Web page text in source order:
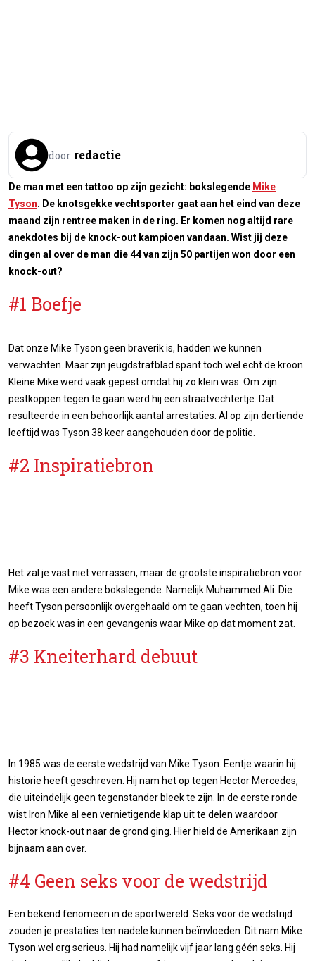
door redactie
De man met een tattoo op zijn gezicht: bokslegende Mike
Tyson. De knotsgekke vechtsporter gaat aan het eind van deze
maand zijn rentree maken in de ring. Er komen nog altijd rare
anekdotes bij de knock-out kampioen vandaan. Wist jij deze
dingen al over de man die 44 van zijn 50 partijen won door een
knock-out?
#1 Boefje
Dat onze Mike Tyson geen braverik is, hadden we kunnen
verwachten. Maar zijn jeugdstrafblad spant toch wel echt de kroon.
Kleine Mike werd vaak gepest omdat hij zo klein was. Om zijn
pestkoppen tegen te gaan werd hij een straatvechtertje. Dat
resulteerde in een behoorlijk aantal arrestaties. Al op zijn dertiende
leeftijd was Tyson 38 keer aangehouden door de politie.
#2 Inspiratiebron
Het zal je vast niet verrassen, maar de grootste inspiratiebron voor
Mike was een andere bokslegende. Namelijk Muhammed Ali. Die
heeft Tyson persoonlijk overgehaald om te gaan vechten, toen hij
op bezoek was in een gevangenis waar Mike op dat moment zat.
#3 Kneiterhard debuut
In 1985 was de eerste wedstrijd van Mike Tyson. Eentje waarin hij
historie heeft geschreven. Hij nam het op tegen Hector Mercedes,
die uiteindelijk geen tegenstander bleek te zijn. In de eerste ronde
wist Iron Mike al een vernietigende klap uit te delen waardoor
Hector knock-out naar de grond ging. Hier hield de Amerikaan zijn
bijnaam aan over.
#4 Geen seks voor de wedstrijd
Een bekend fenomeen in de sportwereld. Seks voor de wedstrijd
zouden je prestaties ten nadele kunnen beïnvloeden. Dit nam Mike
Tyson wel erg serieus. Hij had namelijk vijf jaar lang géén seks. Hij